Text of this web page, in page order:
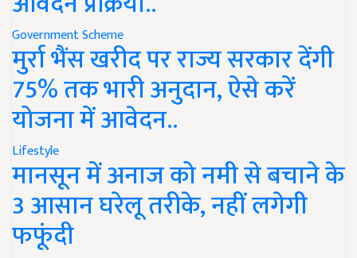
Government Scheme
मुर्रा भैंस खरीद पर राज्य सरकार देंगी
75% तक भारी अनुदान, ऐसे करें
योजना में आवेदन..
Lifestyle
मानसून में अनाज को नमी से बचाने के
3 आसान घरेलू तरीके, नहीं लगेगी
फफूंदी